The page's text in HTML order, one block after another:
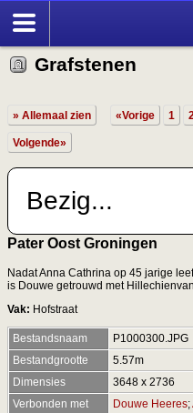
Grafstenen
» Allemaal zien «Vorige 1
Volgende»
Bezig...
Pater Oost Groningen
Nadat Anna Cathrina op 45 jarige
is Douwe getrouwd met
Vak: Hofstraat
Bestandsnaam
P1000300.JPG
Bestandgrootte
5.57m
Dimensies
3648 x 2736
Verbonden met
Douwe Heeres;